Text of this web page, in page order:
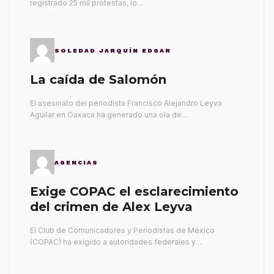
registrado 25 mil protestas, lo…
SOLEDAD JARQUÍN EDGAR
La caída de Salomón
El asesinato del periodista Francisco Alejandro Leyva
Aguilar en Oaxaca ha generado una ola de…
AGENCIAS
Exige COPAC el esclarecimiento
del crimen de Alex Leyva
El Club de Comunicadores y Periodistas de México
(COPAC) ha exigido a autoridades federales y…